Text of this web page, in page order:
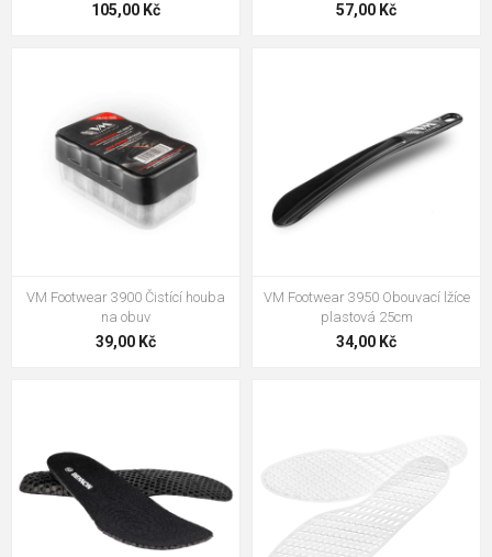
124,00 Kč
57,00 Kč
Bennon SUPREMA Gel ESD
105,00 Kč 57,00 Kč
VM Footwear 3900 Čistící houba
na obuv
39,00 Kč
VM Footwear 3950 Obouvací lžíce
plastová 25cm
34,00 Kč